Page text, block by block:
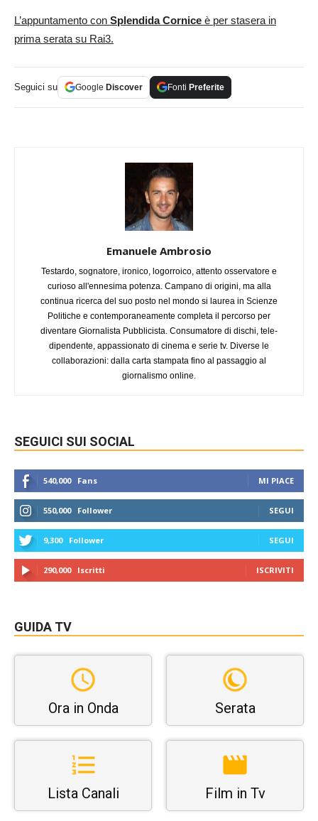
L’appuntamento con Splendida Cornice è per stasera in
prima serata su Rai3.
Seguici su Google Discover Fonti Preferite
Emanuele Ambrosio
Testardo, sognatore, ironico, logorroico, attento osservatore e
curioso all'ennesima potenza. Campano di origini, ma alla
continua ricerca del suo posto nel mondo si laurea in Scienze
Politiche e contemporaneamente completa il percorso per
diventare Giornalista Pubblicista. Consumatore di dischi, tele-
dipendente, appassionato di cinema e serie tv. Diverse le
collaborazioni: dalla carta stampata fino al passaggio al
giornalismo online.
SEGUICI SUI SOCIAL
540,000 Fans MI PIACE
550,000 Follower SEGUI
9,300 Follower SEGUI
290,000 Iscritti ISCRIVITI
GUIDA TV
Ora in Onda Serata
Lista Canali Film in Tv